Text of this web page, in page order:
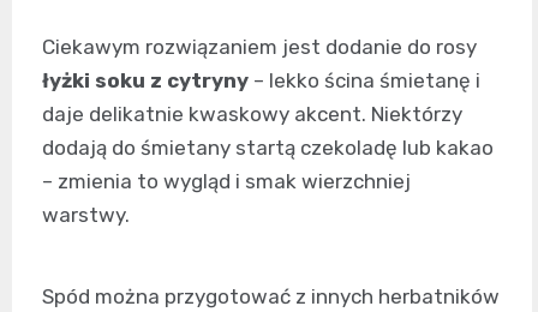
Ciekawym rozwiązaniem jest dodanie do rosy
łyżki soku z cytryny – lekko ścina śmietanę i
daje delikatnie kwaskowy akcent. Niektórzy
dodają do śmietany startą czekoladę lub kakao
– zmienia to wygląd i smak wierzchniej
warstwy.
Spód można przygotować z innych herbatników